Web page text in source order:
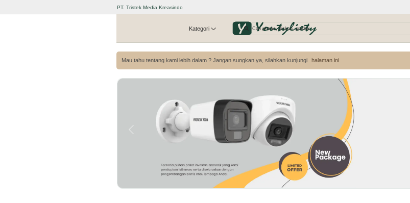
PT. Tristek Media Kreasindo
Kategori
Mau tahu tentang kami lebih dalam ? Jangan sungkan ya, silahkan kunjungi halaman ini